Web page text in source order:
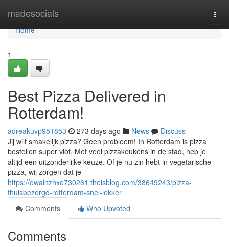
madesocials
Home
Home
1
Best Pizza Delivered in
Rotterdam!
adreakuvp951853 273 days ago News
Discuss
Jij wilt smakelijk pizza? Geen probleem! In Rotterdam is pizza
bestellen super vlot. Met veel pizzakeukens in de stad, heb je
altijd een uitzonderlijke keuze. Of je nu zin hebt in vegetarische
pizza, wij zorgen dat je
https://owainzhxo730261.theisblog.com/38649243/pizza-
thuisbezorgd-rotterdam-snel-lekker
Comments
Who Upvoted
Comments